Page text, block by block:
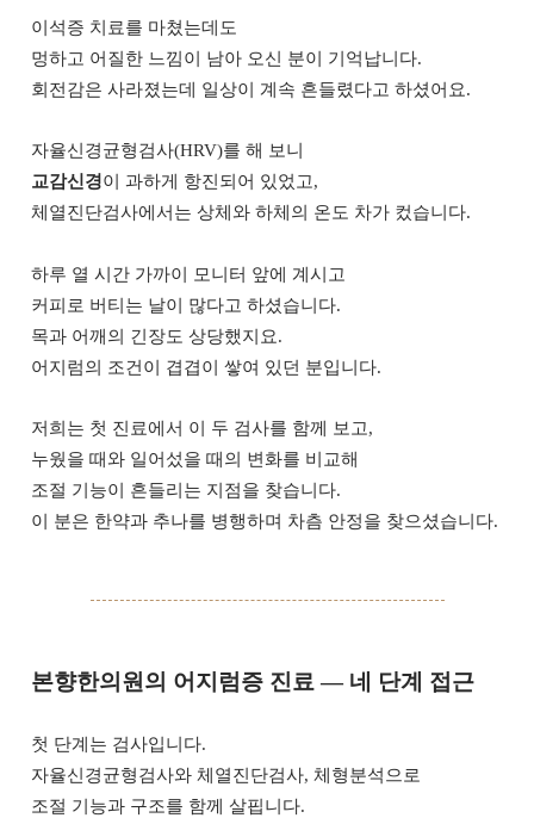
이석증 치료를 마쳤는데도
멍하고 어질한 느낌이 남아 오신 분이 기억납니다.
회전감은 사라졌는데 일상이 계속 흔들렸다고 하셨어요.
자율신경균형검사(HRV)를 해 보니
교감신경이 과하게 항진되어 있었고,
체열진단검사에서는 상체와 하체의 온도 차가 컸습니다.
하루 열 시간 가까이 모니터 앞에 계시고
커피로 버티는 날이 많다고 하셨습니다.
목과 어깨의 긴장도 상당했지요.
어지럼의 조건이 겹겹이 쌓여 있던 분입니다.
저희는 첫 진료에서 이 두 검사를 함께 보고,
누웠을 때와 일어섰을 때의 변화를 비교해
조절 기능이 흔들리는 지점을 찾습니다.
이 분은 한약과 추나를 병행하며 차츰 안정을 찾으셨습니다.
본향한의원의 어지럼증 진료 — 네 단계 접근
첫 단계는 검사입니다.
자율신경균형검사와 체열진단검사, 체형분석으로
조절 기능과 구조를 함께 살핍니다.